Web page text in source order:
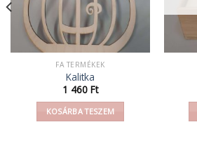
FA TERMÉKEK
Kalitka
1 460 Ft
KOSÁRBA TESZEM